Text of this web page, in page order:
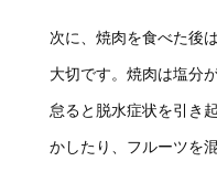
次に、焼肉を食べた後
大切です。焼肉は塩分
怠ると脱水症状を引き
かしたり、フルーツを